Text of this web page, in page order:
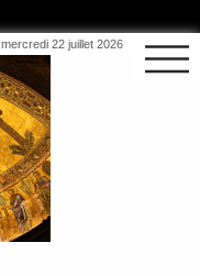
22 juillet 2026